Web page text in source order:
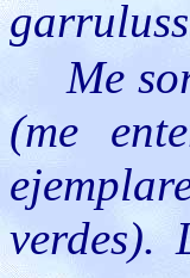
Me
(me
verdes).